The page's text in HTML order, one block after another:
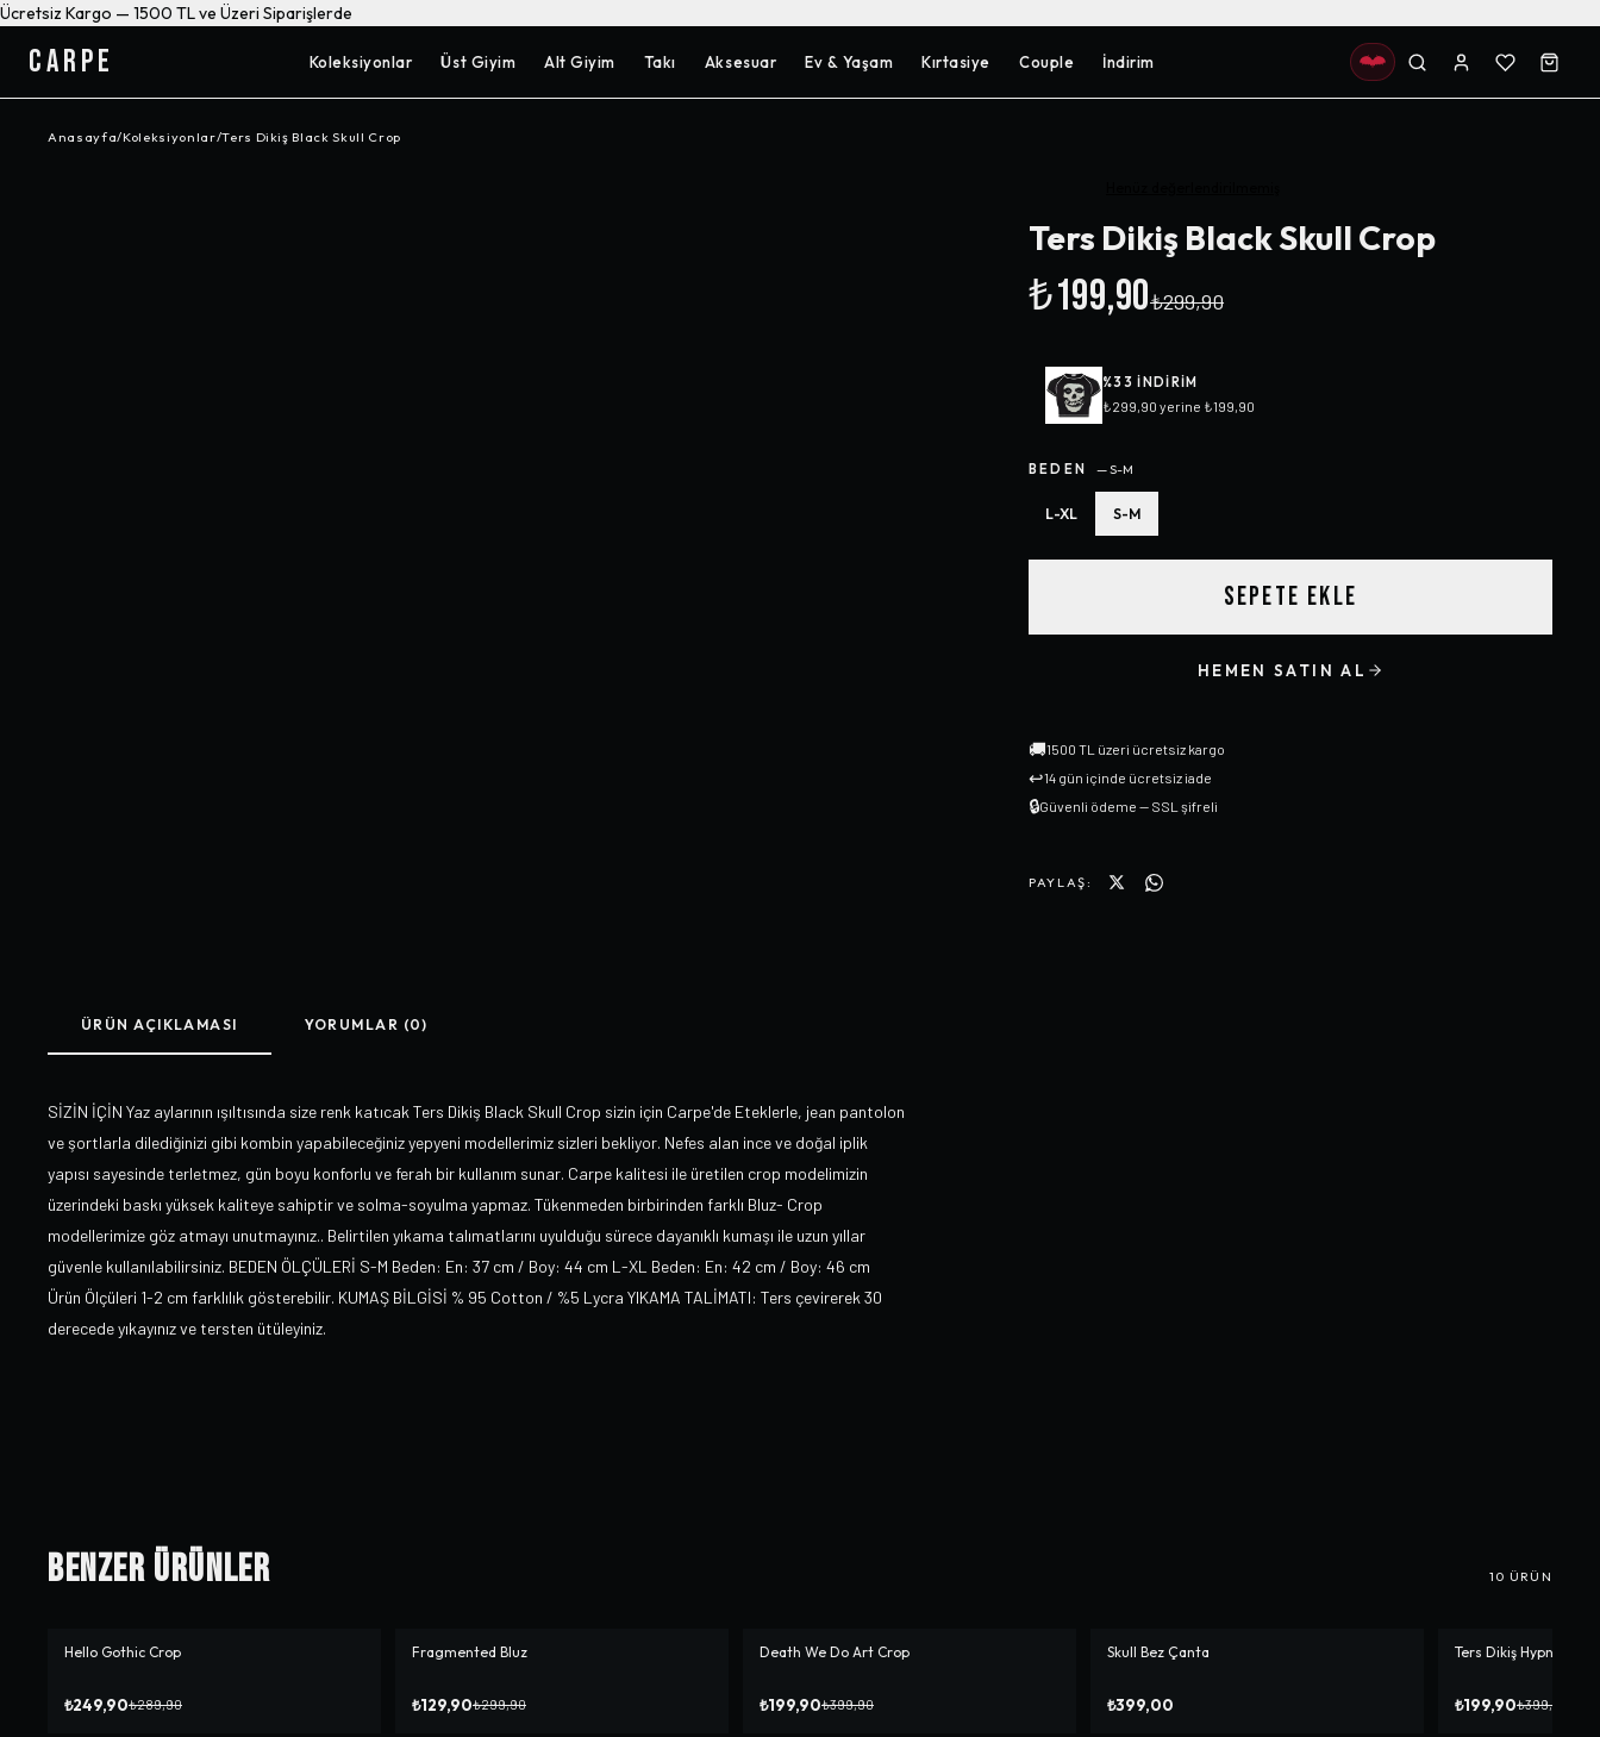
Ücretsiz Kargo — 1500 TL ve Üzeri Siparişlerde
CARPE Koleksiyonlar Üst Giyim Alt Giyim Takı Aksesuar Ev & Yaşam Kırtasiye Couple İndirim
Anasayfa/Koleksiyonlar/Ters Dikiş Black Skull Crop
Ters Dikiş Black Skull Crop
₺199,90₺299,90
%33 INDIRIM
₺299,90 yerine ₺199,90
BEDEN —S-M
L-XL S-M
SEPETE EKLE
HEMEN SATIN AL
🚚1500 TL üzeri ücretsiz kargo
↩14 gün içinde ücretsiz iade
🔒Güvenli ödeme — SSL şifreli
PAYLAŞ:
ÜRÜN AÇIKLAMASI YORUMLAR (0)
SİZİN İÇİN Yaz aylarının ışıltısında size renk katıcak Ters Dikiş Black Skull Crop sizin için Carpe'de Eteklerle, jean pantolon
ve şortlarla dilediğinizi gibi kombin yapabileceğiniz yepyeni modellerimiz sizleri bekliyor. Nefes alan ince ve doğal iplik
yapısı sayesinde terletmez, gün boyu konforlu ve ferah bir kullanım sunar. Carpe kalitesi ile üretilen crop modelimizin
üzerindeki baskı yüksek kaliteye sahiptir ve solma-soyulma yapmaz. Tükenmeden birbirinden farklı Bluz- Crop
modellerimize göz atmayı unutmayınız.. Belirtilen yıkama talımatlarını uyulduğu sürece dayanıklı kumaşı ile uzun yıllar
güvenle kullanılabilirsiniz. BEDEN ÖLÇÜLERİ S-M Beden: En: 37 cm / Boy: 44 cm L-XL Beden: En: 42 cm / Boy: 46 cm
Ürün Ölçüleri 1-2 cm farklılık gösterebilir. KUMAŞ BİLGİSİ % 95 Cotton / %5 Lycra YIKAMA TALİMATI: Ters çevirerek 30
derecede yıkayınız ve tersten ütüleyiniz.
Benzer Ürünler 10 ÜRÜN
-% 14
Hello Gothic Crop
₺249,90₺289,90
-%57
Fragmented Bluz
₺129,90₺299,90
-%50
Death We Do Art Crop
₺199,90₺399,90
Skull Bez Çanta
₺399,00
-%50
Ters Dikiş Hypnosis
₺199,90₺399,90